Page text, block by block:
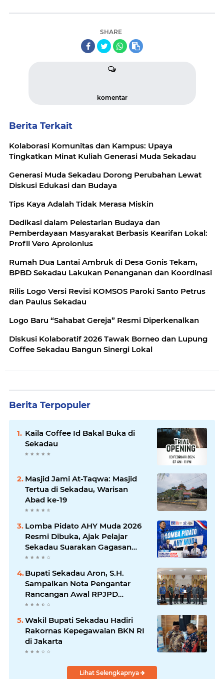
SHARE
komentar
Berita Terkait
Kolaborasi Komunitas dan Kampus: Upaya
Tingkatkan Minat Kuliah Generasi Muda Sekadau
Generasi Muda Sekadau Dorong Perubahan Lewat
Diskusi Edukasi dan Budaya
Tips Kaya Adalah Tidak Merasa Miskin
Dedikasi dalam Pelestarian Budaya dan
Pemberdayaan Masyarakat Berbasis Kearifan Lokal:
Profil Vero Aprolonius
Rumah Dua Lantai Ambruk di Desa Gonis Tekam,
BPBD Sekadau Lakukan Penanganan dan Koordinasi
Rilis Logo Versi Revisi KOMSOS Paroki Santo Petrus
dan Paulus Sekadau
Logo Baru “Sahabat Gereja” Resmi Diperkenalkan
Diskusi Kolaboratif 2026 Tawak Borneo dan Lupung
Coffee Sekadau Bangun Sinergi Lokal
Berita Terpopuler
Kaila Coffee Id Bakal Buka di
Sekadau
Masjid Jami At-Taqwa: Masjid
Tertua di Sekadau, Warisan
Abad ke-19
Lomba Pidato AHY Muda 2026
Resmi Dibuka, Ajak Pelajar
Sekadau Suarakan Gagasan
untuk Masa Depan Bangsa
Bupati Sekadau Aron, S.H.
Sampaikan Nota Pengantar
Rancangan Awal RPJPD
Kabupaten Sekadau 2025-2045
Wakil Bupati Sekadau Hadiri
Rakornas Kepegawaian BKN RI
di Jakarta
Lihat Selengkapnya